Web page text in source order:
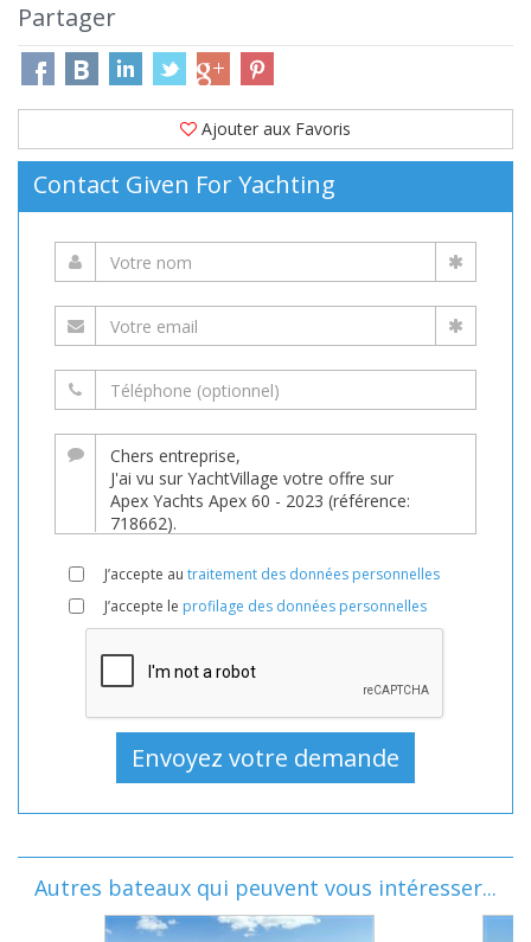
Partager
Ajouter aux Favoris
Contact Given For Yachting
J’accepte au traitement des données personnelles
J’accepte le profilage des données personnelles
Autres bateaux qui peuvent vous intéresser...